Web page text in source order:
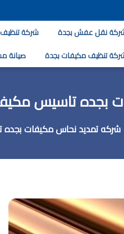
نقل عفش بجدة شركة تنظيف
تنظيف مكيفات بجدة صيانة
تاسيس مكيفات سبليت
شركه تمديد نحاس مكيفات بجده